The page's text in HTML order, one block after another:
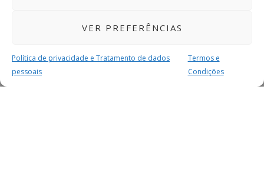
VER PREFERÊNCIAS
Política de privacidade e Tratamento de dados
pessoais
Termos e
Condições